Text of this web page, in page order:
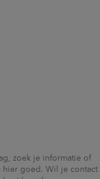
zoek je informatie of
hier goed. Wil je contact